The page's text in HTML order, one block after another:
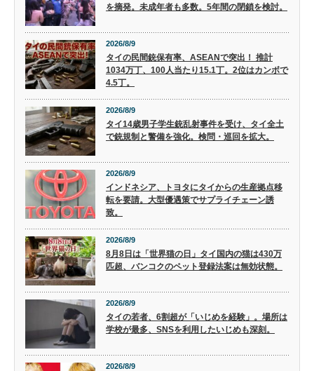
を摘発。未成年者も多数。5年間の閉鎖を検討。
2026/8/9
タイの民間銃保有率、ASEANで突出！ 推計
1034万丁、100人当たり15.1丁。2位はカンボで
4.5丁。
2026/8/9
タイ14歳男子学生銃乱射事件を受け、タイ全土
で銃規制と警備を強化。検問・巡回を拡大。
2026/8/9
インドネシア、トヨタにタイからの生産拠点移
転を要請。大型優遇策でサプライチェーン誘
致。
2026/8/9
8月8日は「世界猫の日」タイ国内の猫は430万
匹超、バンコクのペット登録法案は無効状態。
2026/8/9
タイの若者、6割超が「いじめを経験」。場所は
学校が最多、SNSを利用したいじめも深刻。
2026/8/9